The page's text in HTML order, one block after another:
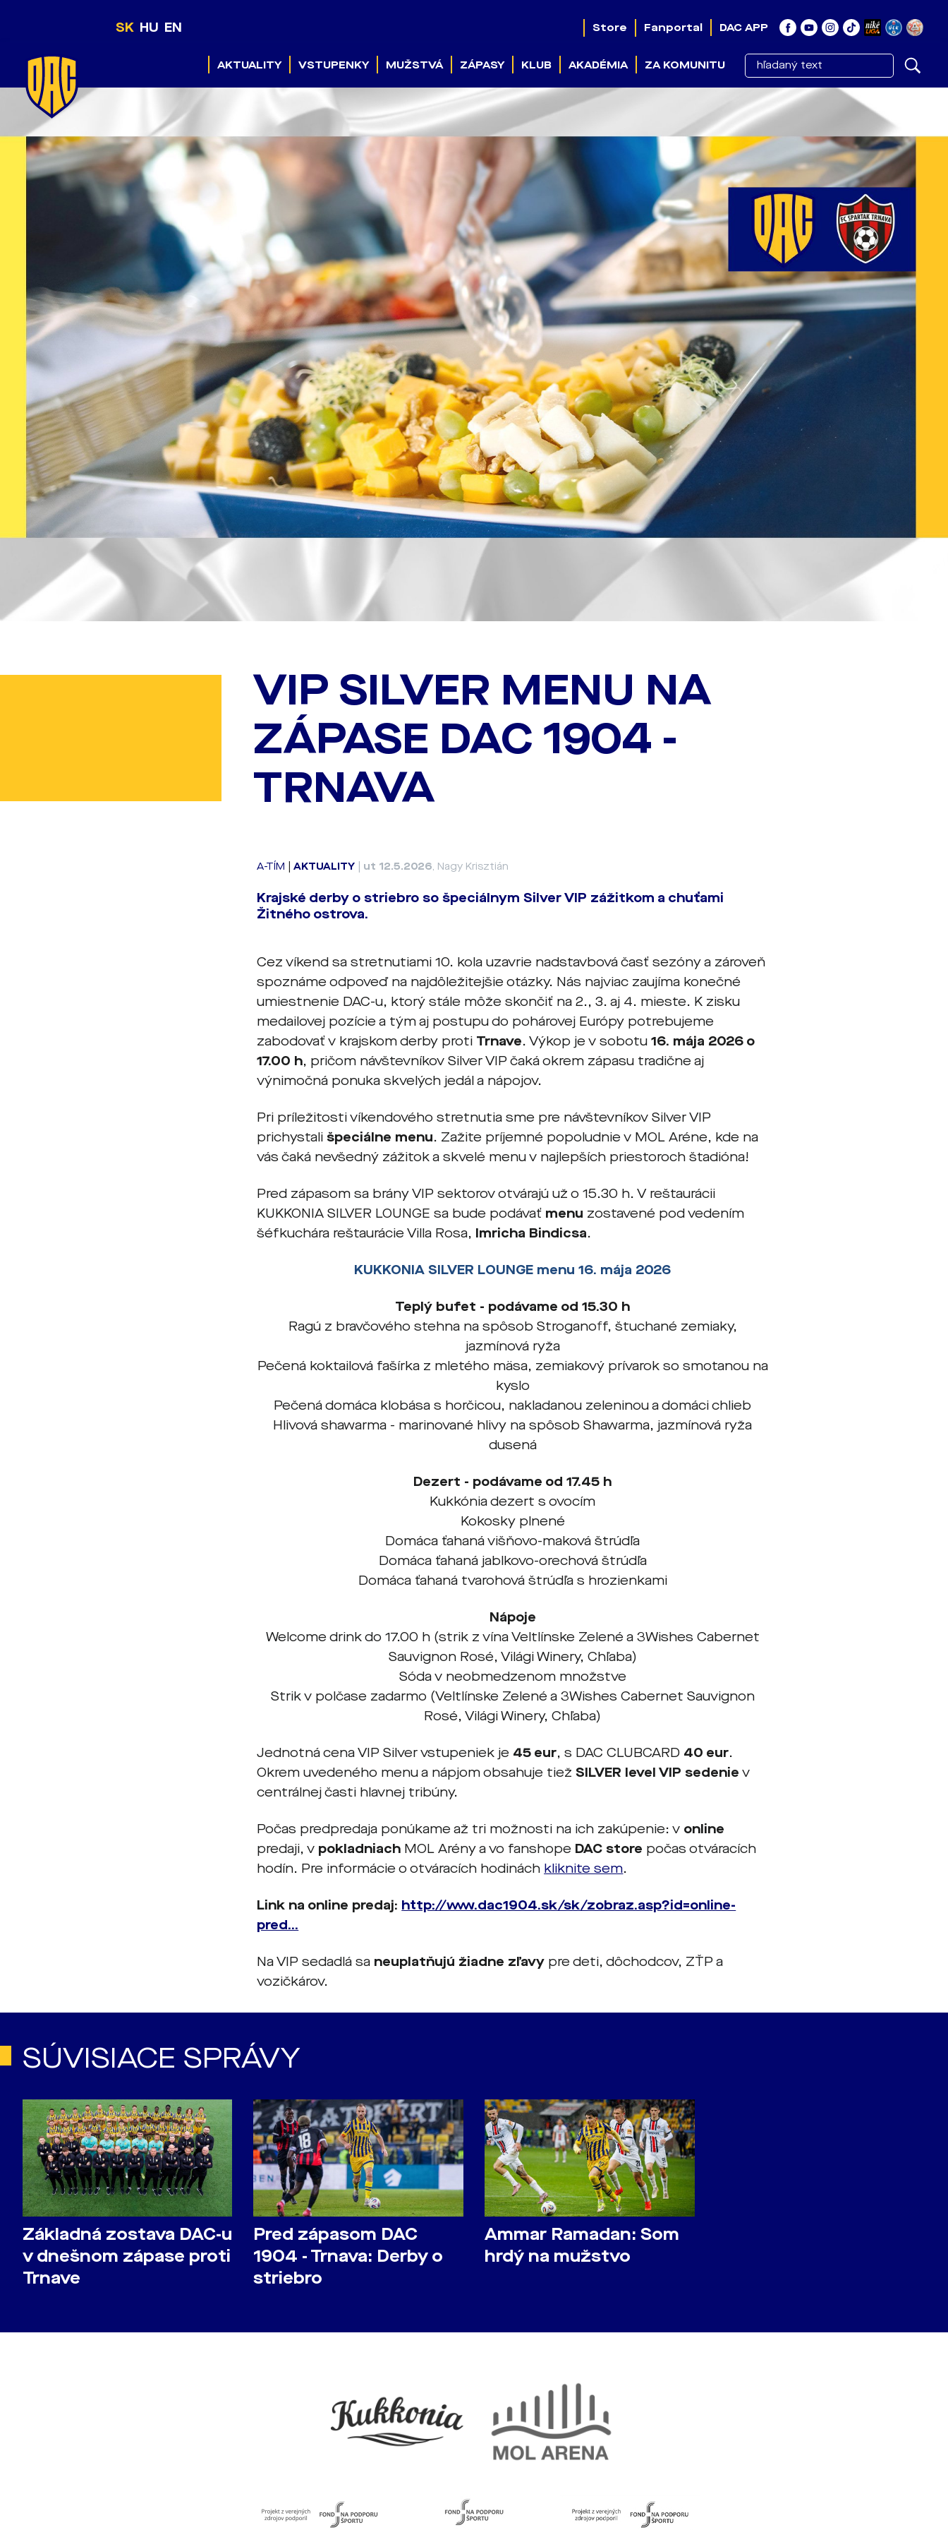
SK HU EN Store Fanportal DAC APP
AKTUALITY VSTUPENKY MUŽSTVÁ ZÁPASY KLUB AKADÉMIA ZA KOMUNITU
VIP SILVER MENU NA
ZÁPASE DAC 1904 -
TRNAVA
A-TÍM |AKTUALITY ut 12.5.2026, Nagy Krisztián
Krajské derby o striebro so špeciálnym Silver VIP zážitkom a chuťami
Žitného ostrova.
Cez víkend sa stretnutiami 10. kola uzavrie nadstavbová časť sezóny a zároveň
spoznáme odpoveď na najdôležitejšie otázky. Nás najviac zaujíma konečné
umiestnenie DAC-u, ktorý stále môže skončiť na 2., 3. aj 4. mieste. K zisku
medailovej pozície a tým aj postupu do pohárovej Európy potrebujeme
zabodovať v krajskom derby proti Trnave. Výkop je v sobotu16. mája 2026 o
17.00 h, pričom návštevníkov Silver VIP čaká okrem zápasu tradične aj
výnimočná ponuka skvelých jedál a nápojov.
Pri príležitosti víkendového stretnutia sme pre návštevníkov Silver VIP
prichystališpeciálne menu. Zažite príjemné popoludnie v MOL Aréne, kde na
vás čaká nevšedný zážitok a skvelé menu v najlepších priestoroch štadióna!
Pred zápasom sa brány VIP sektorov otvárajú už o 15.30 h. V reštaurácii
KUKKONIA SILVER LOUNGE sa bude podávať menu zostavené pod vedením
šéfkuchára reštaurácie Villa Rosa, Imricha Bindicsa.
KUKKONIA SILVER LOUNGE menu 16. mája 2026
Teplý bufet - podávame od 15.30 h
Ragú z bravčového stehna na spôsob Stroganoff, štuchané zemiaky,
jazmínová ryža
Pečená koktailová fašírka z mletého mäsa, zemiakový prívarok so smotanou na
kyslo
Pečená domáca klobása s horčicou, nakladanou zeleninou a domáci chlieb
Hlivová shawarma - marinované hlivy na spôsob Shawarma, jazmínová ryža
dusená
Dezert - podávame od 17.45 h
Kukkónia dezert s ovocím
Kokosky plnené
Domáca ťahaná višňovo-maková štrúdľa
Domáca ťahaná jablkovo-orechová štrúdľa
Domáca ťahaná tvarohová štrúdľa s hrozienkami
Nápoje
Welcome drink do 17.00 h (strik z vína Veltlínske Zelené a 3Wishes Cabernet
Sauvignon Rosé, Világi Winery, Chľaba)
Sóda v neobmedzenom množstve
Strik v polčase zadarmo (Veltlínske Zelené a 3Wishes Cabernet Sauvignon
Rosé, Világi Winery, Chľaba)
Jednotná cena VIP Silver vstupeniek je 45 eur, s DAC CLUBCARD 40 eur.
Okrem uvedeného menu a nápjom obsahuje tiežSILVER level VIP sedenie v
centrálnej časti hlavnej tribúny.
Počas predpredaja ponúkame až tri možnosti na ich zakúpenie: v online
predaji, v pokladniach MOL Arény a vo fanshope DAC store počas otváracích
hodín. Pre informácie o otváracích hodinách kliknite sem.
Link na online predaj: http://www.dac1904.sk/sk/zobraz.asp?id=online-
pred...
Na VIP sedadlá sa neuplatňujú žiadne zľavy pre deti, dôchodcov, ZŤP a
vozičkárov.
SÚVISIACE SPRÁVY
Základná zostava DAC-u
v dnešnom zápase proti
Trnave
Pred zápasom DAC
1904 - Trnava: Derby o
striebro
Ammar Ramadan: Som
hrdý na mužstvo